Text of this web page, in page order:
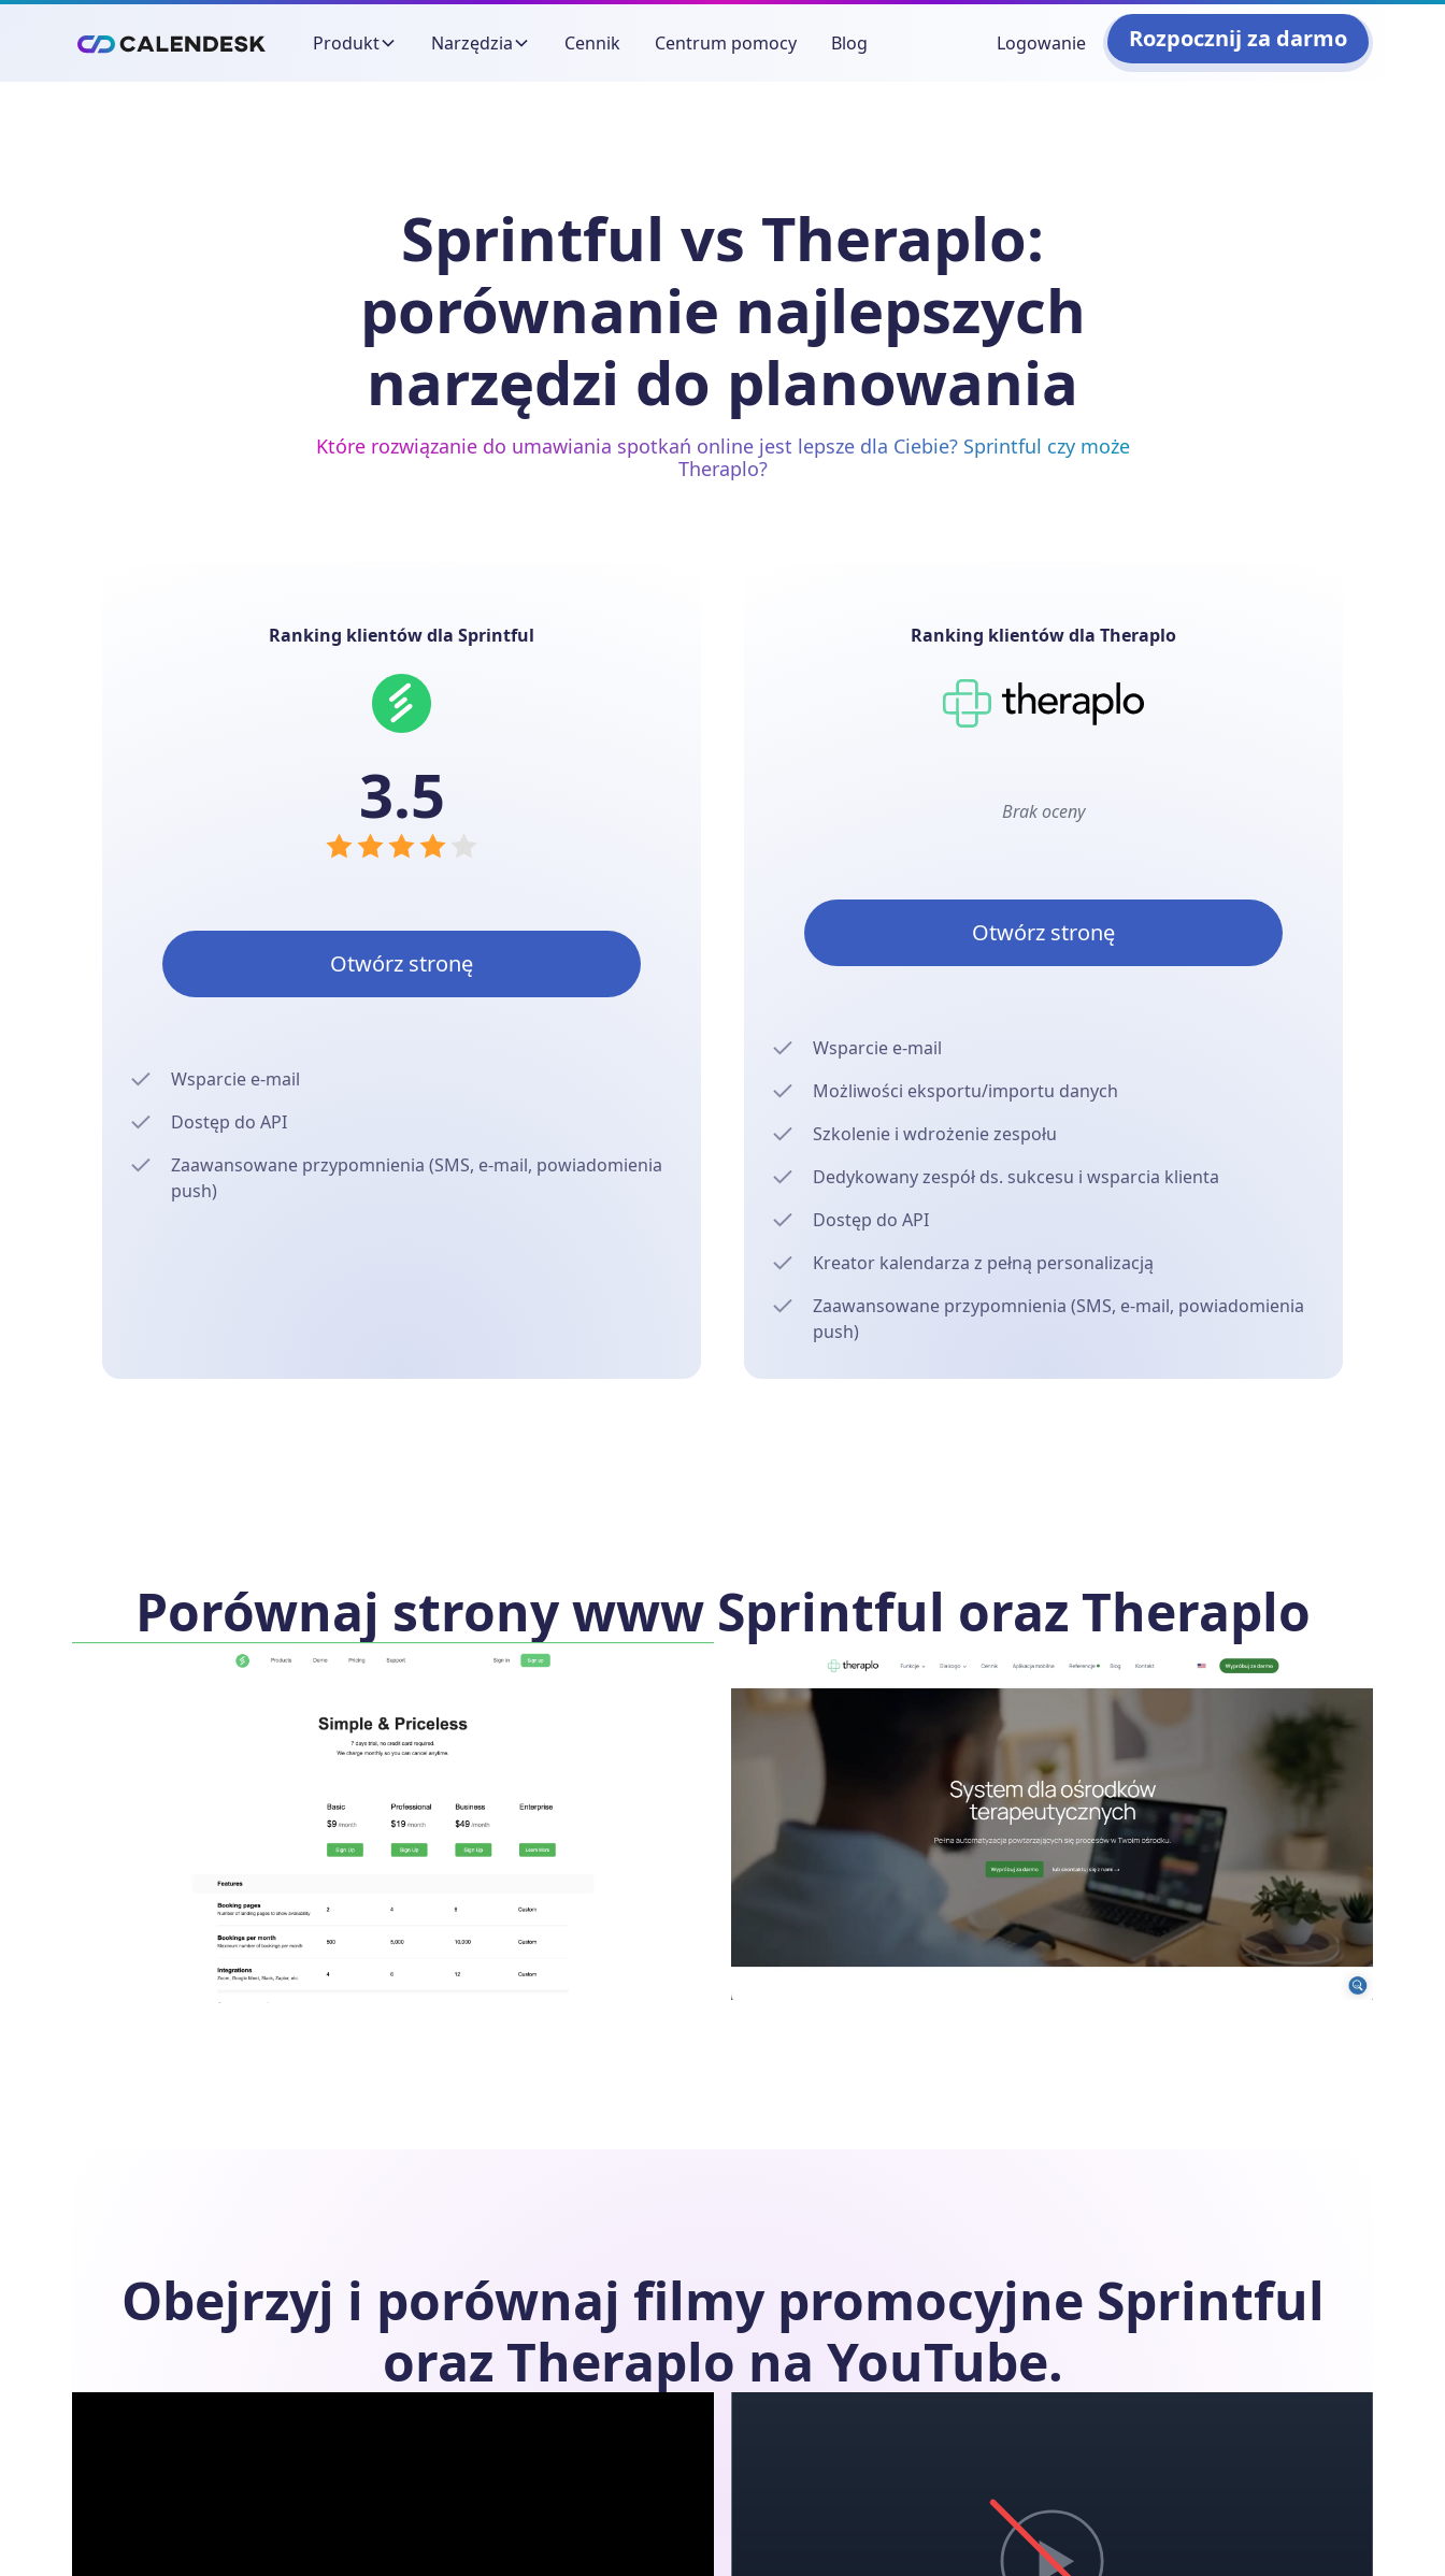
Produkt Narzędzia Cennik Centrum pomocy Blog Logowanie Rozpocznij za darmo
Sprintful vs Theraplo:
porównanie najlepszych
narzędzi do planowania
Które rozwiązanie do umawiania spotkań online jest lepsze dla Ciebie? Sprintful czy może
Theraplo?
Ranking klientów dla Sprintful
3.5
Otwórz stronę
Wsparcie e-mail
Dostęp do API
Zaawansowane przypomnienia (SMS, e-mail, powiadomienia
push)
Ranking klientów dla Theraplo
Brak oceny
Otwórz stronę
Wsparcie e-mail
Możliwości eksportu/importu danych
Szkolenie i wdrożenie zespołu
Dedykowany zespół ds. sukcesu i wsparcia klienta
Dostęp do API
Kreator kalendarza z pełną personalizacją
Zaawansowane przypomnienia (SMS, e-mail, powiadomienia
push)
Porównaj strony www Sprintful oraz Theraplo
Obejrzyj i porównaj filmy promocyjne Sprintful
oraz Theraplo na YouTube.